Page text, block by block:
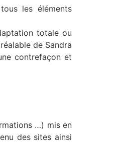
les éléments
totale ou
de Sandra
contrefaçon et
…) mis en
des sites ainsi